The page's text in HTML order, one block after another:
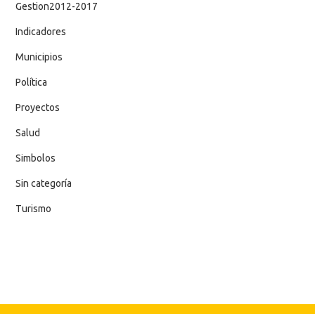
Gestion2012-2017
Indicadores
Municipios
Política
Proyectos
Salud
Simbolos
Sin categoría
Turismo